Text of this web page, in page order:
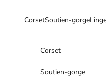
CorsetSoutien-gorge
Corset
Soutien-gorge